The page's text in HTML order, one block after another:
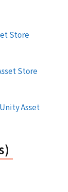
Store
Store
Asset